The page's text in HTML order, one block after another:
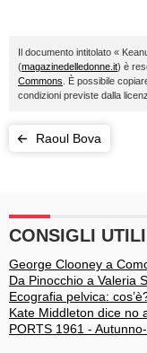
Il documento intitolato «
(magazinedelledonne.it) è
Commons . È possibile
condizioni previste dalla
Raoul Bova
CONSIGLI UTILI
George Clooney a
Da Pinocchio a Valeria
Ecografia pelvica:
Kate Middleton dice no
PORTS 1961 -